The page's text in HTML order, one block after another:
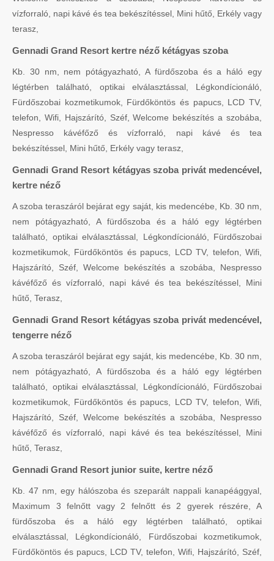
vízforraló, napi kávé és tea bekészítéssel, Mini hűtő, Erkély vagy
terasz,
Gennadi Grand Resort kertre néző kétágyas szoba
Kb. 30 nm, nem pótágyazható, A fürdőszoba és a háló egy
légtérben található, optikai elválasztással, Légkondícionáló,
Fürdőszobai kozmetikumok, Fürdőköntös és papucs, LCD TV,
telefon, Wifi, Hajszárító, Széf, Welcome bekészítés a szobába,
Nespresso kávéfőző és vízforraló, napi kávé és tea
bekészítéssel, Mini hűtő, Erkély vagy terasz,
Gennadi Grand Resort kétágyas szoba privát medencével,
kertre néző
A szoba teraszáról bejárat egy saját, kis medencébe, Kb. 30 nm,
nem pótágyazható, A fürdőszoba és a háló egy légtérben
található, optikai elválasztással, Légkondícionáló, Fürdőszobai
kozmetikumok, Fürdőköntös és papucs, LCD TV, telefon, Wifi,
Hajszárító, Széf, Welcome bekészítés a szobába, Nespresso
kávéfőző és vízforraló, napi kávé és tea bekészítéssel, Mini
hűtő, Terasz,
Gennadi Grand Resort kétágyas szoba privát medencével,
tengerre néző
A szoba teraszáról bejárat egy saját, kis medencébe, Kb. 30 nm,
nem pótágyazható, A fürdőszoba és a háló egy légtérben
található, optikai elválasztással, Légkondícionáló, Fürdőszobai
kozmetikumok, Fürdőköntös és papucs, LCD TV, telefon, Wifi,
Hajszárító, Széf, Welcome bekészítés a szobába, Nespresso
kávéfőző és vízforraló, napi kávé és tea bekészítéssel, Mini
hűtő, Terasz,
Gennadi Grand Resort junior suite, kertre néző
Kb. 47 nm, egy hálószoba és szeparált nappali kanapéággyal,
Maximum 3 felnőtt vagy 2 felnőtt és 2 gyerek részére, A
fürdőszoba és a háló egy légtérben található, optikai
elválasztással, Légkondícionáló, Fürdőszobai kozmetikumok,
Fürdőköntös és papucs, LCD TV, telefon, Wifi, Hajszárító, Széf,